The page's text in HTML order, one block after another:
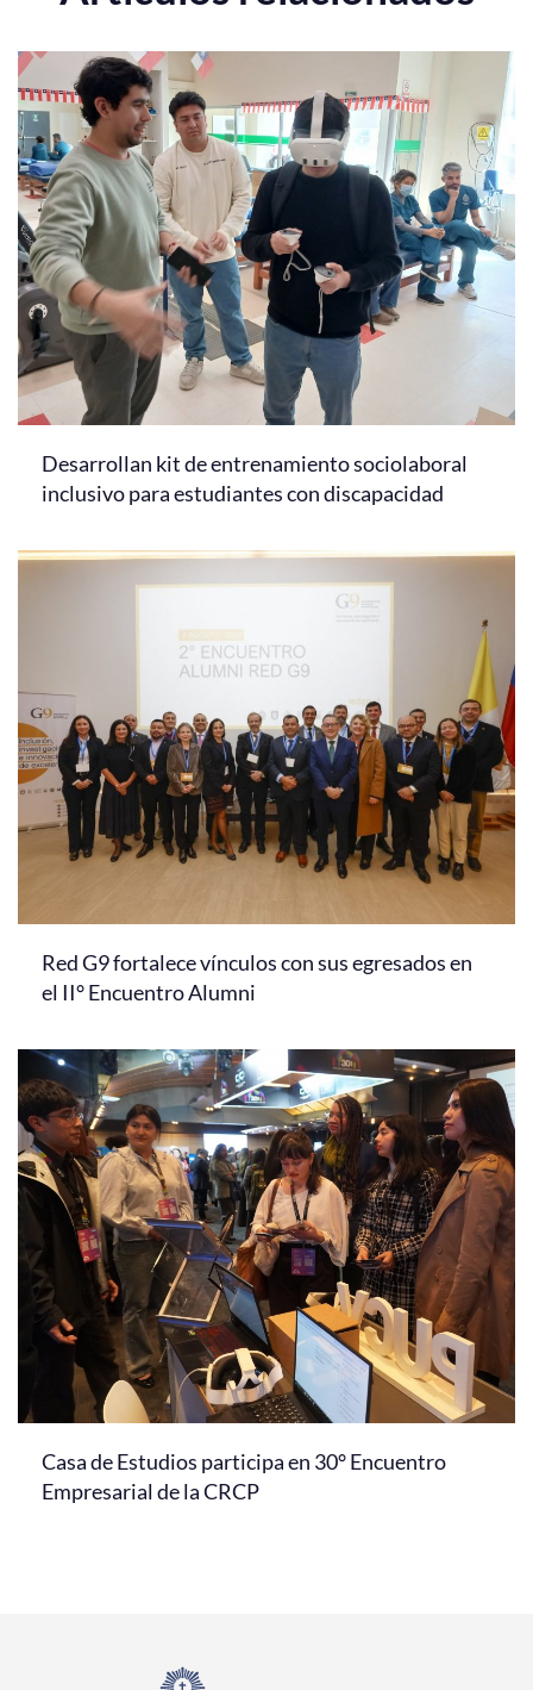
Desarrollan kit de entrenamiento sociolaboral
inclusivo para estudiantes con discapacidad
Red G9 fortalece vínculos con sus egresados en
el II° Encuentro Alumni
Casa de Estudios participa en 30° Encuentro
Empresarial de la CRCP